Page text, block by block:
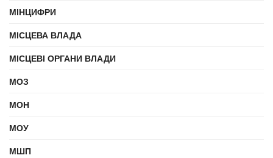
МІНЦИФРИ
МІСЦЕВА ВЛАДА
МІСЦЕВІ ОРГАНИ ВЛАДИ
МОЗ
МОН
МОУ
МШП